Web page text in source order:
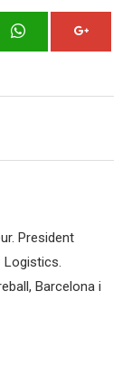
President
Logistics.
Barcelona i